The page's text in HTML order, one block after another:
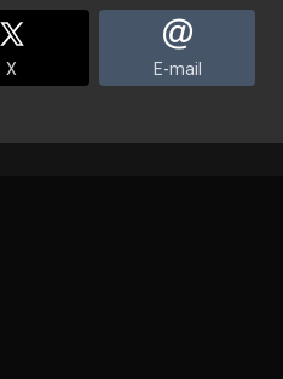
X E-mail